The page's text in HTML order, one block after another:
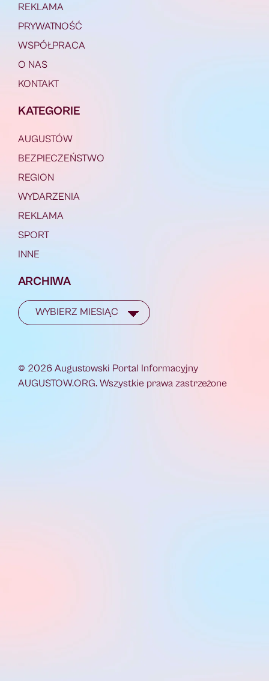
REKLAMA
PRYWATNOŚĆ
WSPÓŁPRACA
O NAS
KONTAKT
KATEGORIE
AUGUSTÓW
BEZPIECZEŃSTWO
REGION
WYDARZENIA
REKLAMA
SPORT
INNE
ARCHIWA
© 2026 Augustowski Portal Informacyjny
AUGUSTOW.ORG. Wszystkie prawa zastrzeżone